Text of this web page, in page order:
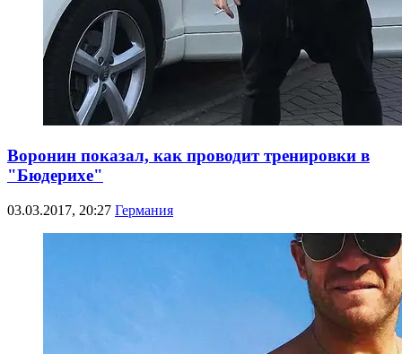
Воронин показал, как проводит тренировки в
"Бюдерихе"
03.03.2017, 20:27 Германия